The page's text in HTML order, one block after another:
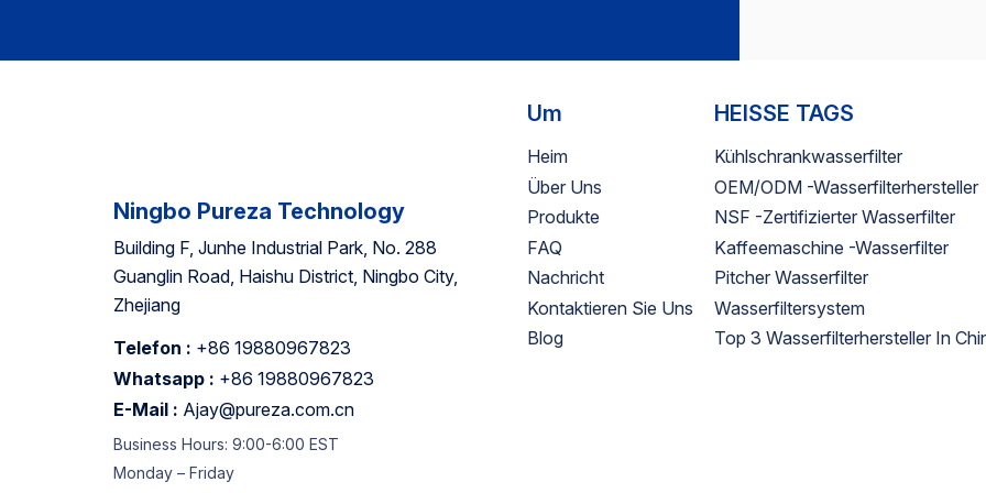
Thailand•Tagesproduktion: 80.000
Einheiten• Mehr als 50 Patente und
Zertifizierungen: NSF, CE, FDA,
ISO• Schnelle Lieferung und
weltweite Versanderfahrung•Stark
in Private-Label-Projekten mit Top-
Marken
Ningbo Pureza Technology
Building F, Junhe Industrial Park, No. 288
Guanglin Road, Haishu District, Ningbo City,
Zhejiang
Telefon : +86 19880967823
Whatsapp : +86 19880967823
E-Mail : Ajay@pureza.com.cn
Business Hours: 9:00-6:00 EST
Monday – Friday
Um
Heim
Über Uns
Produkte
FAQ
Nachricht
Kontaktieren Sie Uns
Blog
HEISSE TAGS
Kühlschrankwasserfilter
OEM/ODM -Wasserfilterhersteller
NSF -zertifizierter Wasserfilter
Kaffeemaschine -Wasserfilter
Pitcher Wasserfilter
Wasserfiltersystem
Top 3 Wasserfilterhersteller In